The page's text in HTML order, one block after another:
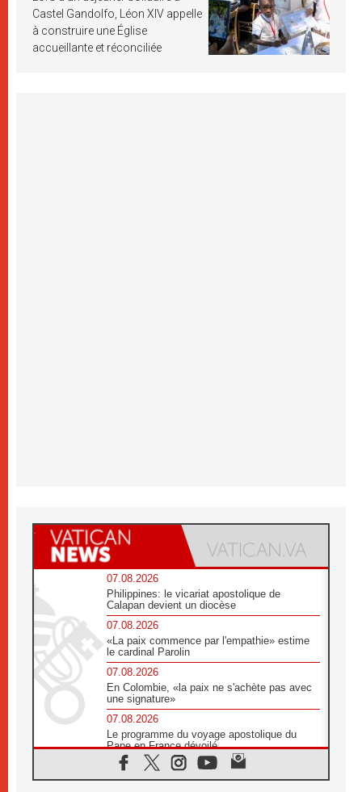
Castel Gandolfo, Léon XIV appelle
à construire une Église
accueillante et réconciliée
07.08.2026
Philippines: le vicariat apostolique de
Calapan devient un diocèse
07.08.2026
«La paix commence par l'empathie» estime
le cardinal Parolin
07.08.2026
En Colombie, «la paix ne s'achète pas avec
une signature»
07.08.2026
Le programme du voyage apostolique du
Pape en France dévoilé
07.08.2026
1ère Conférence continentale sur l'éducation